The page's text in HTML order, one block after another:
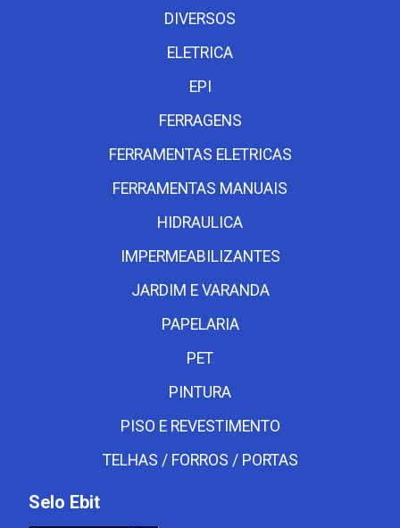
DIVERSOS
ELETRICA
EPI
FERRAGENS
FERRAMENTAS ELETRICAS
FERRAMENTAS MANUAIS
HIDRAULICA
IMPERMEABILIZANTES
JARDIM E VARANDA
PAPELARIA
PET
PINTURA
PISO E REVESTIMENTO
TELHAS / FORROS / PORTAS
Selo Ebit